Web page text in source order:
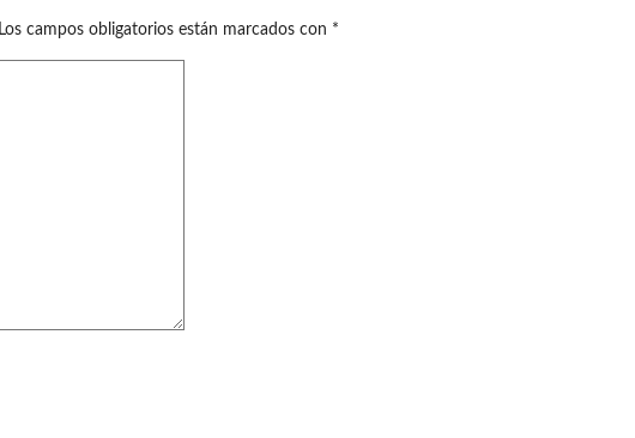
Los campos obligatorios están marcados con *